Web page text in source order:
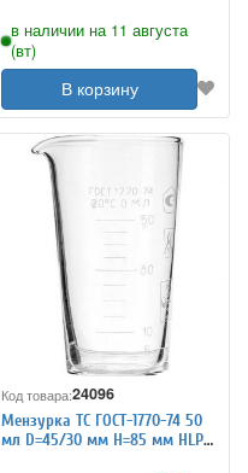
в наличии на 11 августа
(вт)
В корзину
Код товара:24096
Мензурка ТС ГОСТ-1770-74 50
мл D=45/30 мм H=85 мм HLP-